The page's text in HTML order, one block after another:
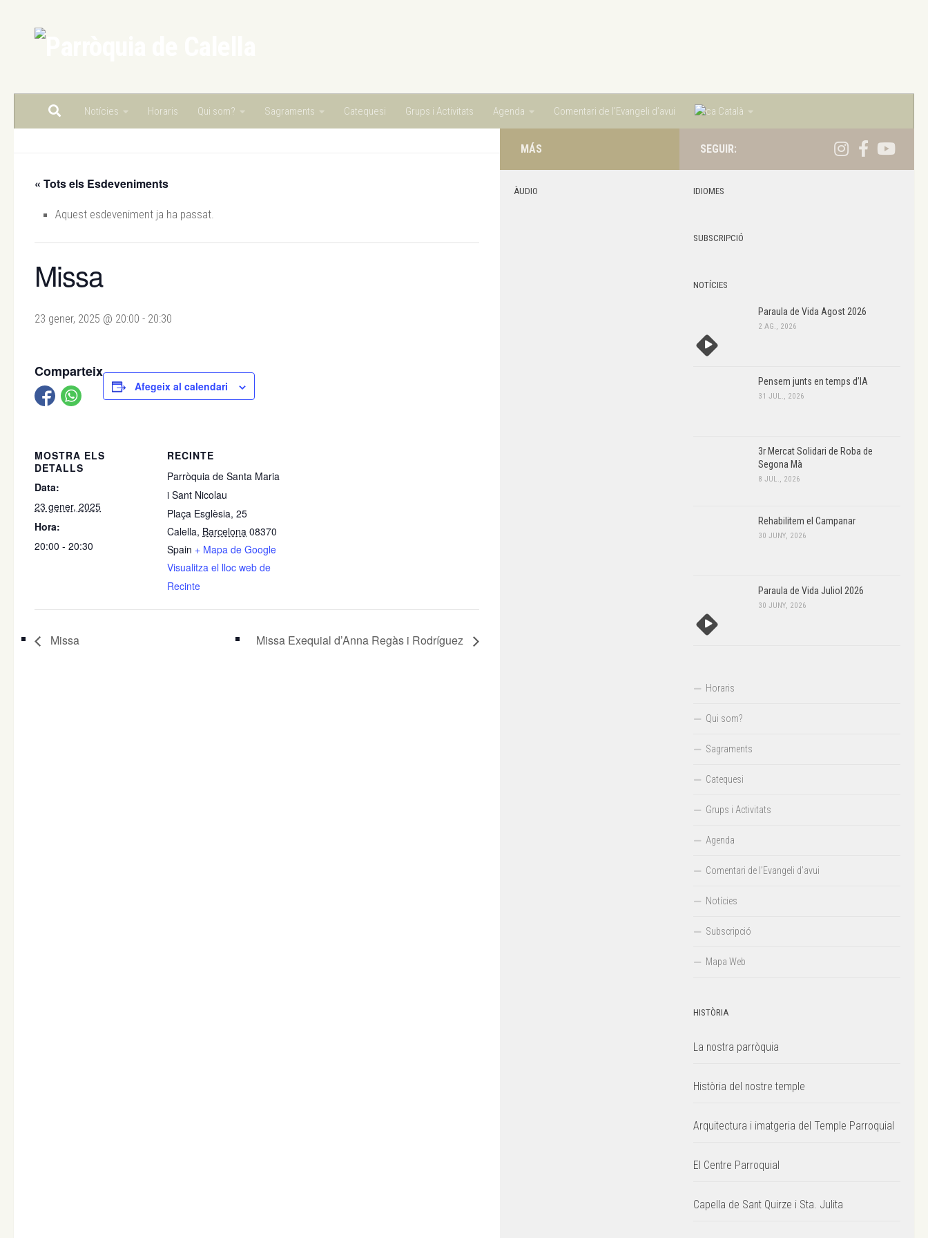
Notícies Horaris Qui som? Sagraments Catequesi Grups i Activitats Agenda Comentari de l’Evangeli d’avui Català
« Tots els Esdeveniments
Aquest esdeveniment ja ha passat.
Missa
23 gener, 2025 @ 20:00 - 20:30
Comparteix
Afegeix al calendari
MOSTRA ELS
DETALLS
Data:
23 gener, 2025
Hora:
20:00 - 20:30
RECINTE
Parròquia de Santa Maria
i Sant Nicolau
Plaça Esglèsia, 25
Calella, Barcelona 08370
Spain + Mapa de Google
Visualitza el lloc web de
Recinte
Missa Missa Exequial d’Anna Regàs i Rodríguez
SEGUIR:
IDIOMES
SUBSCRIPCIÓ
NOTÍCIES
Paraula de Vida Agost 2026
2 AG., 2026
Pensem junts en temps d’IA
31 JUL., 2026
3r Mercat Solidari de Roba de
Segona Mà
8 JUL., 2026
Rehabilitem el Campanar
30 JUNY, 2026
Paraula de Vida Juliol 2026
30 JUNY, 2026
Horaris
Qui som?
Sagraments
Catequesi
Grups i Activitats
Agenda
Comentari de l’Evangeli d’avui
Notícies
Subscripció
Mapa Web
HISTÒRIA
La nostra parròquia
Història del nostre temple
Arquitectura i imatgeria del Temple Parroquial
El Centre Parroquial
Capella de Sant Quirze i Sta. Julita
MÁS
ÀUDIO